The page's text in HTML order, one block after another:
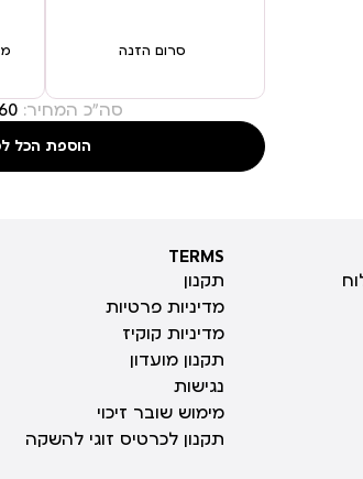
סרום הזנה
סה"כ המחיר:
הוספת הכל
TERMS
TERMS
תקנון
מדיניות פרטיות
מדיניות קוקיז
תקנון מועדון
נגישות
מימוש שובר זיכוי
תקנון לכרטיס זוגי להשקה